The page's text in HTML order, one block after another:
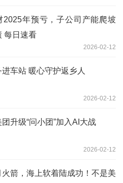
2025年预亏，子公司产能爬坡
每日速看
2026-02-12
车站 暖心守护返乡人
2026-02-12
升级“问小团”加入AI大战
2026-02-12
箭，海上软着陆成功！不是美